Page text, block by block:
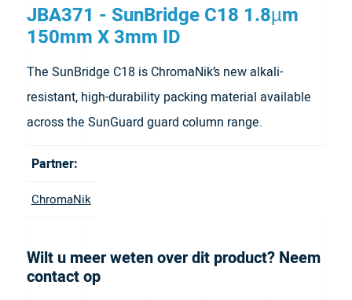
JBA371 - SunBridge C18 1.8µm
150mm X 3mm ID
The SunBridge C18 is ChromaNik’s new alkali-
resistant, high-durability packing material available
across the SunGuard guard column range.
Partner:
ChromaNik
Wilt u meer weten over dit product? Neem
contact op